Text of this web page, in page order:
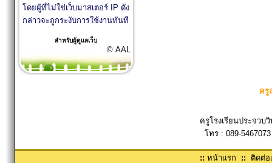
โดยผู้ที่ไม่ใช่เว็บมาสเตอร์ IP ดัง
กล่าวจะถูกระงับการใช้งานทันที
สำหรับผู้ดูแลเว็บ
© AAL
ครู
ครูโรงเรียนประจวบ
โทร : 089-
:: หน้าแรก :: ติดต่อ